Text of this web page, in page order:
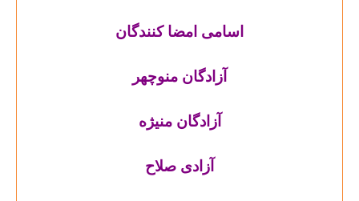
اسامی امضا کنندگان
آزادگان منوچهر
آزادگان منیژه
آزادی صلاح